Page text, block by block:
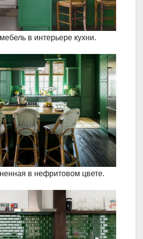
в интерьере кухни.
в нефритовом цвете.